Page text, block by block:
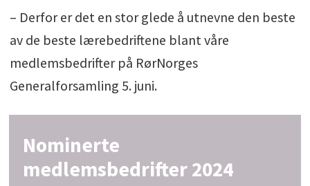
– Derfor er det en stor glede å utnevne den beste
av de beste lærebedriftene blant våre
medlemsbedrifter på RørNorges
Generalforsamling 5. juni.
Nominerte
medlemsbedrifter 2024